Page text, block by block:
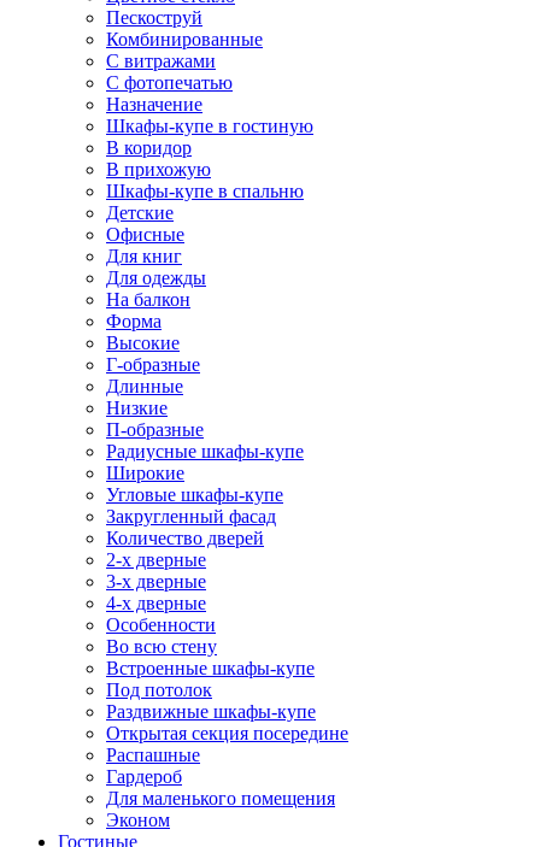
Пескоструй
Комбинированные
С витражами
С фотопечатью
Назначение
Шкафы-купе в гостиную
В коридор
В прихожую
Шкафы-купе в спальню
Детские
Офисные
Для книг
Для одежды
На балкон
Форма
Высокие
Г-образные
Длинные
Низкие
П-образные
Радиусные шкафы-купе
Широкие
Угловые шкафы-купе
Закругленный фасад
Количество дверей
2-х дверные
3-х дверные
4-х дверные
Особенности
Во всю стену
Встроенные шкафы-купе
Под потолок
Раздвижные шкафы-купе
Открытая секция посередине
Распашные
Гардероб
Для маленького помещения
Эконом
Гостиные